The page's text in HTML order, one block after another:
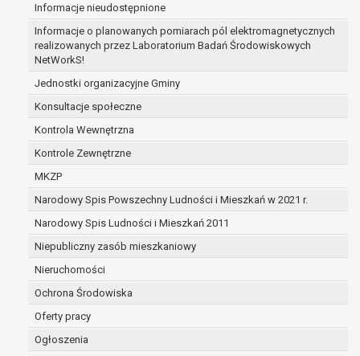
Informacje nieudostępnione
Informacje o planowanych pomiarach pól elektromagnetycznych
realizowanych przez Laboratorium Badań Środowiskowych
NetWorkS!
Jednostki organizacyjne Gminy
Konsultacje społeczne
Kontrola Wewnętrzna
Kontrole Zewnętrzne
MKZP
Narodowy Spis Powszechny Ludności i Mieszkań w 2021 r.
Narodowy Spis Ludności i Mieszkań 2011
Niepubliczny zasób mieszkaniowy
Nieruchomości
Ochrona Środowiska
Oferty pracy
Ogłoszenia
zabezpieczenia ewentualnych roszczeń, a w
przypadku wyrażenia zgody na przetwarzanie
danych po zakończeniu i rozliczeniu umowy, do
czasu wycofania tej zgody.
Ponadto w przypadku umów o dofinansowanie
dane osobowe od momentu pozyskania
przechowywane są przez okres wynikający z
umowy o dofinansowanie zawartej między
beneficjentem a określoną instytucją, trwałości
dokumentacji projektu do celów kontrolnych.
W związku z przetwarzaniem przez
administratora danych osobowych przysługuje
Pani/Panu:
prawo dostępu do treści danych oraz
otrzymywania ich kopii na podstawie art. 15
RODO;
podstawie art. 16 RODO,